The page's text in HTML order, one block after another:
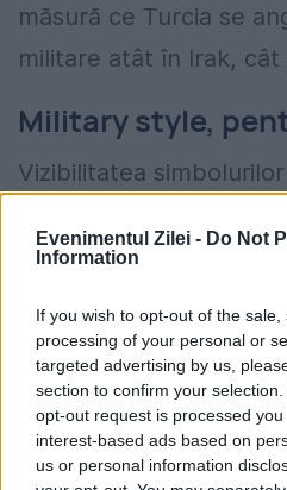
Evenimentul Zilei - Do Not
Information
If you wish to opt-out of the
processing of your personal or
targeted advertising by us,
section to confirm your
opt-out request is processed
interest-based ads based on
us or personal information
măsură ce Turcia se
militare atât în Irak, cât
Military style,
Vizibilitatea
militare a devenit
pe fondul eșecurilor
devenit o chestiune
Sub protecția
două stele a declarat:
în mod greșit că